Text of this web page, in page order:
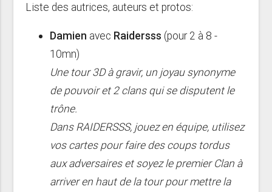
Liste des autrices, auteurs et protos:
Damien avec Raidersss (pour 2 à 8 -
10mn)
Une tour 3D à gravir, un joyau synonyme
de pouvoir et 2 clans qui se disputent le
trône.
Dans RAIDERSSS, jouez en équipe, utilisez
vos cartes pour faire des coups tordus
aux adversaires et soyez le premier Clan à
arriver en haut de la tour pour mettre la